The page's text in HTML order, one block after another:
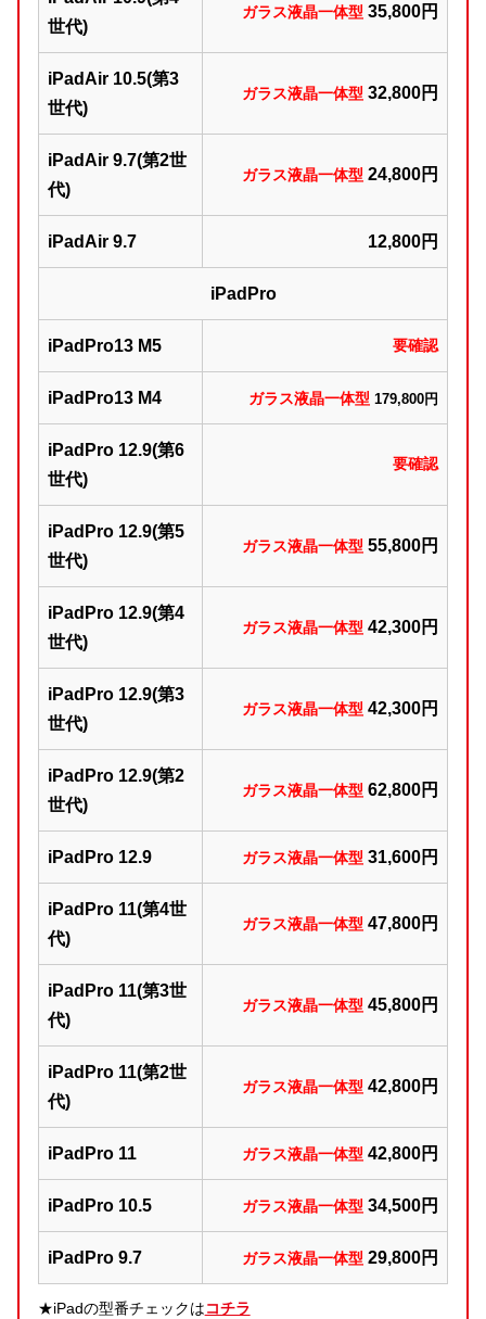
世代)
ガラス液晶一体型 35,800円
iPadAir 10.5(第3
世代)
ガラス液晶一体型 32,800円
iPadAir 9.7(第2世
代)
ガラス液晶一体型 24,800円
iPadAir 9.7 12,800円
iPadPro
iPadPro13 M5 要確認
iPadPro13 M4 ガラス液晶一体型 179,800円
iPadPro 12.9(第6
世代)
要確認
iPadPro 12.9(第5
世代)
ガラス液晶一体型 55,800円
iPadPro 12.9(第4
世代)
ガラス液晶一体型 42,300円
iPadPro 12.9(第3
世代)
ガラス液晶一体型 42,300円
iPadPro 12.9(第2
世代)
ガラス液晶一体型 62,800円
iPadPro 12.9 ガラス液晶一体型 31,600円
iPadPro 11(第4世
代)
ガラス液晶一体型 47,800円
iPadPro 11(第3世
代)
ガラス液晶一体型 45,800円
iPadPro 11(第2世
代)
ガラス液晶一体型 42,800円
iPadPro 11 ガラス液晶一体型 42,800円
iPadPro 10.5 ガラス液晶一体型 34,500円
iPadPro 9.7 ガラス液晶一体型 29,800円
★iPadの型番チェックはコチラ